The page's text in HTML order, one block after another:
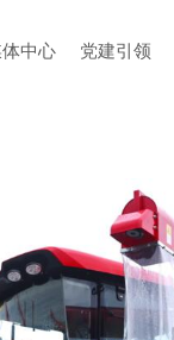
中心 党建引领